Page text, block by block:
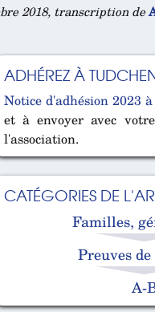
2018, transcription de
ADHÉREZ À
Notice d'adhésion 2023
et à envoyer avec
l'association.
CATÉGORIES DE
Familles,
Preuves de
A-